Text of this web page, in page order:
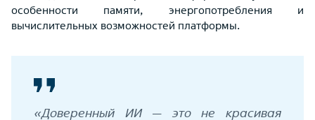
особенности памяти, энергопотребления и
вычислительных возможностей платформы.
«Доверенный ИИ — это не красивая